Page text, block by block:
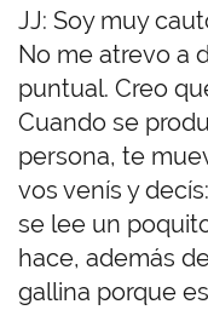
JJ: Soy muy
No me atrevo a
puntual. Creo
Cuando se
persona, te
vos venís y
se lee un
hace, además
gallina porque